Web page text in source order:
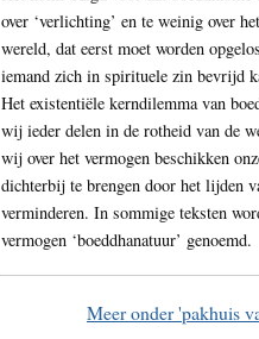
over ‘verlichting’ en te weinig over
wereld, dat eerst moet worden
iemand zich in spirituele zin bevrijd
Het existentiële kerndilemma van
wij ieder delen in de rotheid van de
wij over het vermogen beschikken
dichterbij te brengen door het lijden
verminderen. In sommige teksten
vermogen ‘boeddhanatuur’ genoemd.
Meer onder 'pakhuis